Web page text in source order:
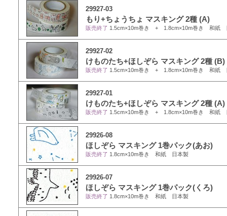
29927-03
もり+ちょうちょ マスキング 2種 (A)
販売終了 1.5cm×10m巻き + 1.8cm×10m巻き 和紙
29927-02
けものたち+ほしぞら マスキング 2種 (B)
販売終了 1.5cm×10m巻き + 1.8cm×10m巻き 和紙
29927-01
けものたち+ほしぞら マスキング 2種 (A)
販売終了 1.5cm×10m巻き + 1.8cm×10m巻き 和紙
29926-08
ほしぞら マスキング 1巻パック(あお)
販売終了 1.8cm×10m巻き 和紙 日本製
29926-07
ほしぞら マスキング 1巻パック(くろ)
販売終了 1.8cm×10m巻き 和紙 日本製